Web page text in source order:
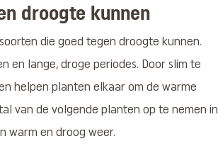
droogte kunnen
die goed tegen droogte kunnen.
en lange, droge periodes. Door slim te
helpen planten elkaar om de warme
van de volgende planten op te nemen in
warm en droog weer.